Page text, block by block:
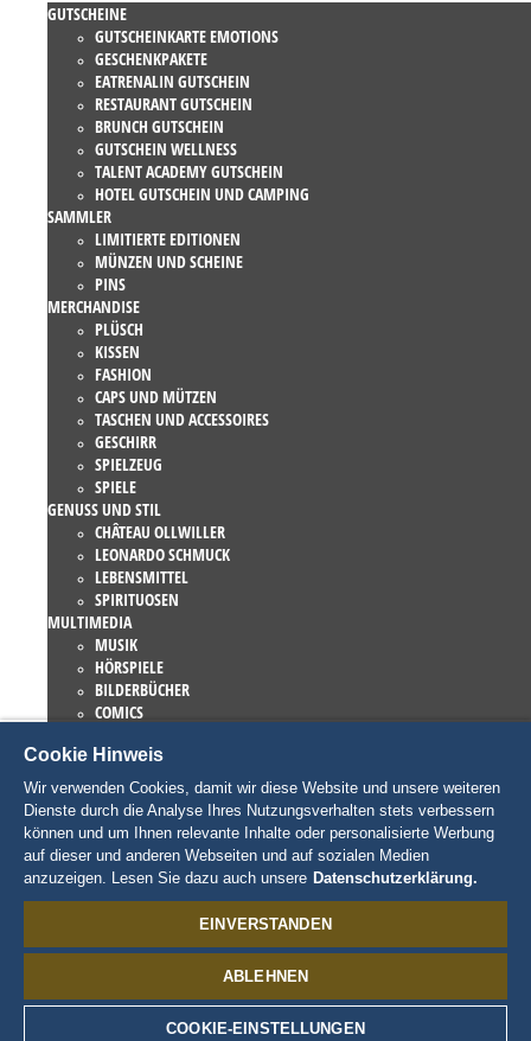
GUTSCHEINE
GUTSCHEINKARTE EMOTIONS
GESCHENKPAKETE
EATRENALIN GUTSCHEIN
RESTAURANT GUTSCHEIN
BRUNCH GUTSCHEIN
GUTSCHEIN WELLNESS
TALENT ACADEMY GUTSCHEIN
HOTEL GUTSCHEIN UND CAMPING
SAMMLER
LIMITIERTE EDITIONEN
MÜNZEN UND SCHEINE
PINS
MERCHANDISE
PLÜSCH
KISSEN
FASHION
CAPS UND MÜTZEN
TASCHEN UND ACCESSOIRES
GESCHIRR
SPIELZEUG
SPIELE
GENUSS UND STIL
CHÂTEAU OLLWILLER
LEONARDO SCHMUCK
LEBENSMITTEL
SPIRITUOSEN
MULTIMEDIA
MUSIK
HÖRSPIELE
BILDERBÜCHER
COMICS
EUROPA-PARK BÜCHER
GAMES UND FILME
KOLLEKTIONEN
EUROPA-PARK ATTRAKTIONEN
TRAUMATICA – FESTIVAL OF FEAR
LIEBHABERSTÜCKE
TALENT ACADEMY
CHARAKTERE
ED EUROMAUS
EDDA EUROMAUSI
Cookie Hinweis
Wir verwenden Cookies, damit wir diese Website und unsere weiteren
Dienste durch die Analyse Ihres Nutzungsverhalten stets verbessern
können und um Ihnen relevante Inhalte oder personalisierte Werbung
auf dieser und anderen Webseiten und auf sozialen Medien
anzuzeigen. Lesen Sie dazu auch unsere Datenschutzerklärung.
EINVERSTANDEN
ABLEHNEN
COOKIE-EINSTELLUNGEN